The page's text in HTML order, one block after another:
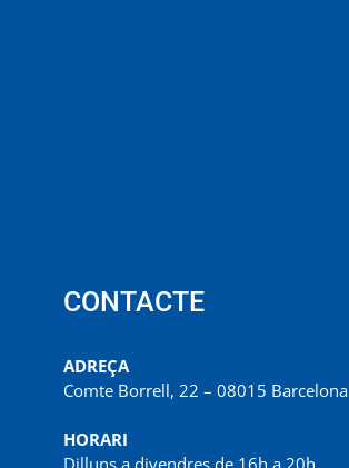
CONTACTE
ADREÇA
Comte Borrell, 22 – 08015 Barcelona
HORARI
Dilluns a divendres de 16h a 20h